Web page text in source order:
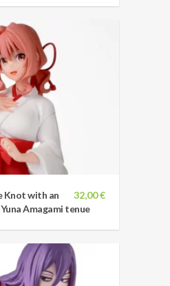
32,00 €
Knot with an
Amagami tenue